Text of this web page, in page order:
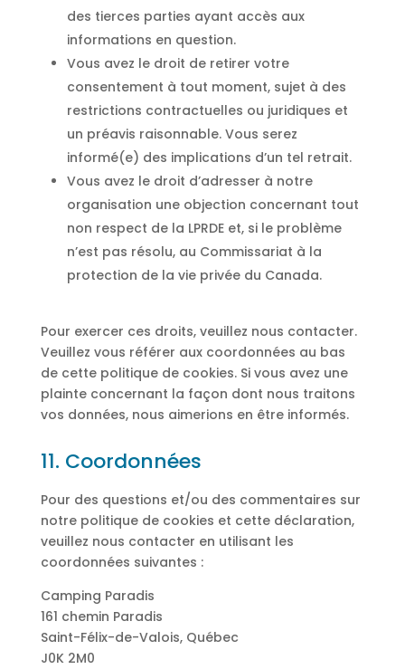
des tierces parties ayant accès aux
informations en question.
Vous avez le droit de retirer votre
consentement à tout moment, sujet à des
restrictions contractuelles ou juridiques et
un préavis raisonnable. Vous serez
informé(e) des implications d’un tel retrait.
Vous avez le droit d’adresser à notre
organisation une objection concernant tout
non respect de la LPRDE et, si le problème
n’est pas résolu, au Commissariat à la
protection de la vie privée du Canada.
Pour exercer ces droits, veuillez nous contacter.
Veuillez vous référer aux coordonnées au bas
de cette politique de cookies. Si vous avez une
plainte concernant la façon dont nous traitons
vos données, nous aimerions en être informés.
11. Coordonnées
Pour des questions et/ou des commentaires sur
notre politique de cookies et cette déclaration,
veuillez nous contacter en utilisant les
coordonnées suivantes :
Camping Paradis
161 chemin Paradis
Saint-Félix-de-Valois, Québec
J0K 2M0